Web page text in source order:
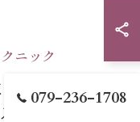
ニック
い装着方法と日々
れ歯を装着する前
079-236-1708